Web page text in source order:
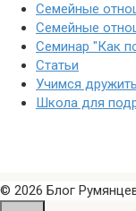
Семейные
Семейные
Семинар "Как
Статьи
Учимся дружить
Школа для
© 2026 Блог